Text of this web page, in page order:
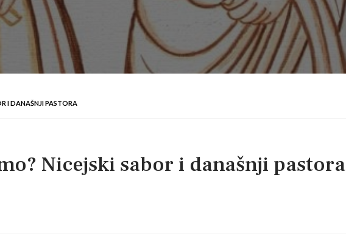
I DANAŠNJI PASTORA
Nicejski sabor i današnji pastora